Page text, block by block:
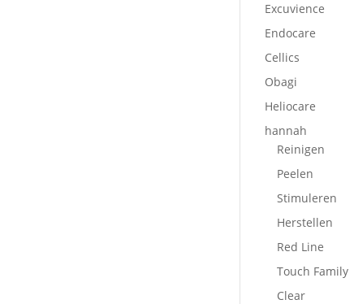
Excuvience
Endocare
Cellics
Obagi
Heliocare
hannah
Reinigen
Peelen
Stimuleren
Herstellen
Red Line
Touch Family
Clear